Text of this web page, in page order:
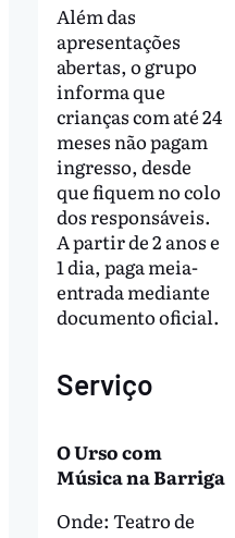
Além das
apresentações
abertas, o grupo
informa que
crianças com até 24
meses não pagam
ingresso, desde
que fiquem no colo
dos responsáveis.
A partir de 2 anos e
1 dia, paga meia-
entrada mediante
documento oficial.
Serviço
O Urso com
Música na Barriga
Onde: Teatro de